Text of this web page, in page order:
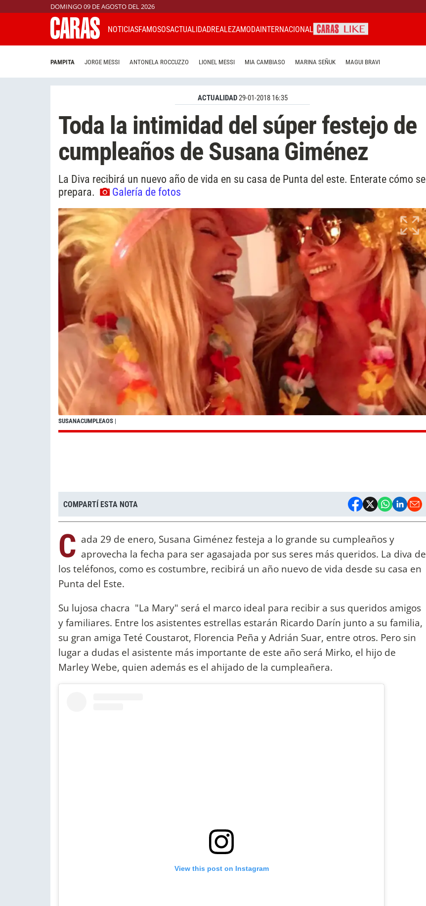
DOMINGO 09 DE AGOSTO DEL 2026
NOTICIASFAMOSOSACTUALIDADREALEZAMODAINTERNACIONAL
PAMPITA JORGE MESSI ANTONELA ROCCUZZO LIONEL MESSI MIA CAMBIASO MARINA SEÑUK MAGUI BRAVI
ACTUALIDAD29-01-2018 16:35
Toda la intimidad del súper festejo de
cumpleaños de Susana Giménez
La Diva recibirá un nuevo año de vida en su casa de Punta del este. Enterate cómo se
prepara.
Galería de fotos
SUSANACUMPLEAOS |
COMPARTÍ ESTA NOTA
C ada 29 de enero, Susana Giménez festeja a lo grande su cumpleaños y
aprovecha la fecha para ser agasajada por sus seres más queridos. La diva de
los teléfonos, como es costumbre, recibirá un año nuevo de vida desde su casa en
Punta del Este.
Su lujosa chacra "La Mary" será el marco ideal para recibir a sus queridos amigos
y familiares. Entre los asistentes estrellas estarán Ricardo Darín junto a su familia,
su gran amiga Teté Coustarot, Florencia Peña y Adrián Suar, entre otros. Pero sin
lugar a dudas el asistente más importante de este año será Mirko, el hijo de
Marley Webe, quien además es el ahijado de la cumpleañera.
View this post on Instagram